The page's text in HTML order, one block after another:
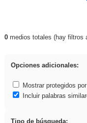
Resultados de:
0medios totales (hay filtros
Opciones adicionales:
Mostrar protegidos
Incluir palabras
Tipo de búsqueda: